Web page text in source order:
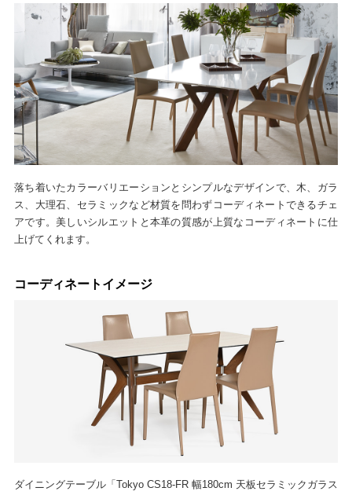
落ち着いたカラーバリエーションとシンプルなデザインで、木、ガラ
ス、大理石、セラミックなど材質を問わずコーディネートできるチェ
アです。美しいシルエットと本革の質感が上質なコーディネートに仕
上げてくれます。
コーディネートイメージ
ダイニングテーブル「Tokyo CS18-FR 幅180cm 天板セラミックガラス